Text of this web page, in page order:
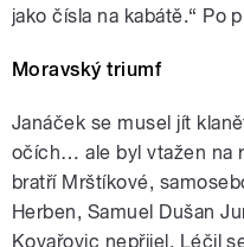
jako čísla na kabátě.“ Po
Moravský triumf
Janáček se musel jít
očích… ale byl vtažen na
bratří Mrštíkové,
Herben, Samuel Dušan
Kovařovic nepřijel. Léčil